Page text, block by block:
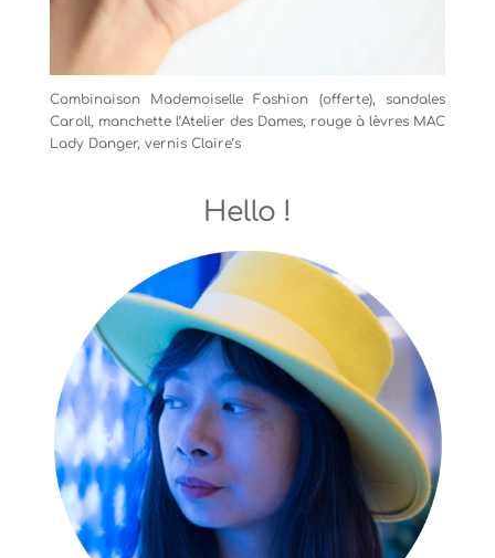
Combinaison Mademoiselle Fashion (offerte), sandales
Caroll, manchette l’Atelier des Dames, rouge à lèvres MAC
Lady Danger, vernis Claire’s
Hello !